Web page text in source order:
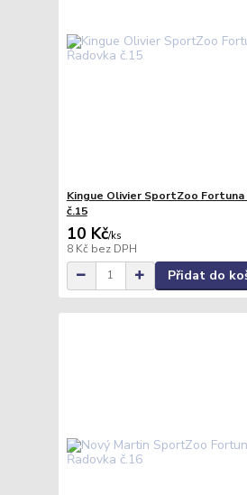
Kingue Olivier SportZoo Fortuna
č.15
10 Kč/ks
8 Kč bez DPH
Přidat do